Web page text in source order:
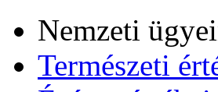
Nemzeti
Természeti